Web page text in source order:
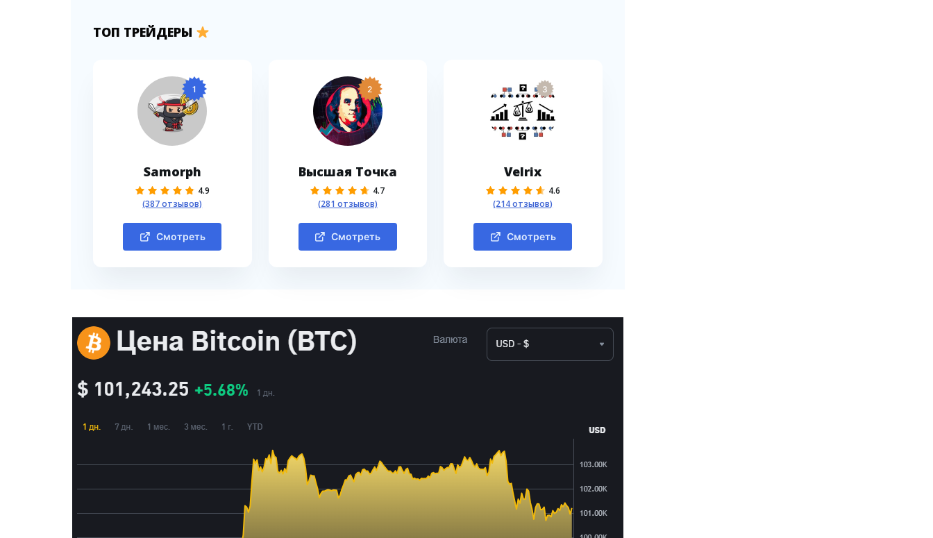
ТОП ТРЕЙДЕРЫ
1
Samorph
4.9
(387 отзывов)
Смотреть
2
Высшая Точка
4.7
(281 отзывов)
Смотреть
3
Velrix
4.6
(214 отзывов)
Смотреть